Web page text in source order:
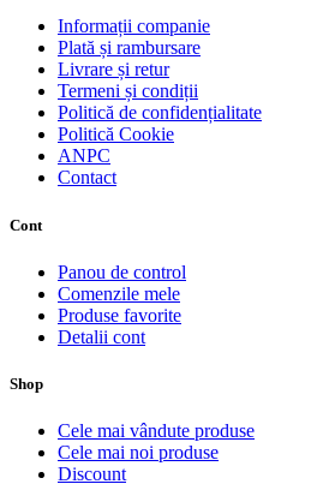
Informații companie
Plată și rambursare
Livrare și retur
Termeni și condiții
Politică de confidențialitate
Politică Cookie
ANPC
Contact
Cont
Panou de control
Comenzile mele
Produse favorite
Detalii cont
Shop
Cele mai vândute produse
Cele mai noi produse
Discount